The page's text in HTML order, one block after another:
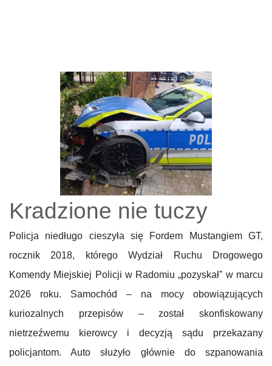
Kradzione nie tuczy
Policja niedługo cieszyła się Fordem Mustangiem GT,
rocznik 2018, którego Wydział Ruchu Drogowego
Komendy Miejskiej Policji w Radomiu „pozyskał” w marcu
2026 roku. Samochód – na mocy obowiązujących
kuriozalnych przepisów – został skonfiskowany
nietrzeźwemu kierowcy i decyzją sądu przekazany
policjantom. Auto służyło głównie do szpanowania